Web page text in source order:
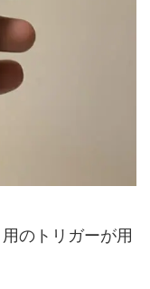
のトリガーが用